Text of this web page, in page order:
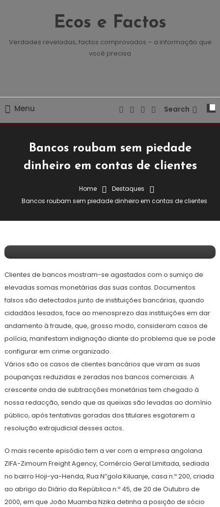
Ecos e Factos
Verdades reveladas, factos comprovados – a informação que
você precisa
Menu Search
Bancos roubam sem piedade
dinheiro em contas de clientes
Home
Destaques
Bancos roubam sem piedade dinheiro em contas de clientes
Clientes de bancos mostram-se agastados com o sumiço de
elevadas somas monetárias das suas contas. Documentos
falsos são detectados junto de instituições bancárias, quando
cidadãos lesados, face ao menosprezo das instituições em dar
andamento à fraude, que, grosso modo, consideram casos de
polícia, manifestam indignação diante do problema que se pode
configurar em crime organizado.
Vários são os casos de clientes bancários que viram as suas
poupanças reduzidas e zeradas nos bancos comerciais. A
crescente onda de subtracções monetárias tem chegado à
nossa redacção, sendo que as queixas são levadas ao domínio
público, após tentativas goradas dos titulares esgotarem a
resolução extrajudicial desses actos.
O mais recente episódio tem a ver com a empresa angolana
ZIFA-Zimoum Freight Agency, Comércio Geral Limitada, sediada
no bairro Hoji-ya-Henda, Rua N”gola Kiluanje, casa n.º 200, criada
ao abrigo do Diário da República n.º 45, de 20 de Outubro de
2000, em que João Muamba Nzika detinha a posição de sócio